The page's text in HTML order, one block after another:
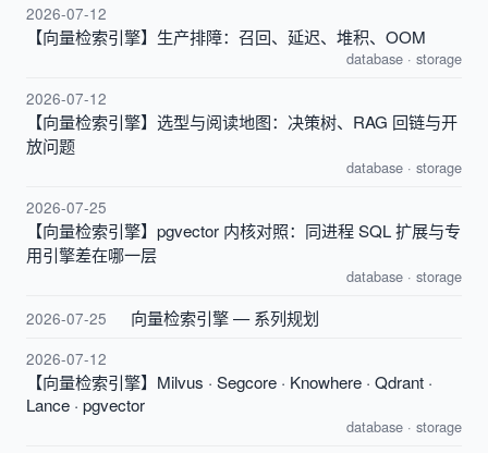
2026-07-12
【向量检索引擎】生产排障：召回、延迟、堆积、OOM
database · storage
2026-07-12
【向量检索引擎】选型与阅读地图：决策树、RAG 回链与开
放问题
database · storage
2026-07-25
【向量检索引擎】pgvector 内核对照：同进程 SQL 扩展与专
用引擎差在哪一层
database · storage
2026-07-25 向量检索引擎 — 系列规划
2026-07-12
【向量检索引擎】Milvus · Segcore · Knowhere · Qdrant ·
Lance · pgvector
database · storage